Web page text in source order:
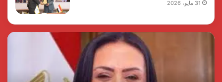
31 مايو، 2026
الرئيس
السيسي
يثمن
دور
القوات